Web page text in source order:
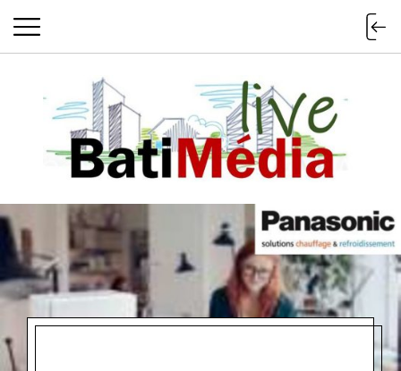
Batimedialive